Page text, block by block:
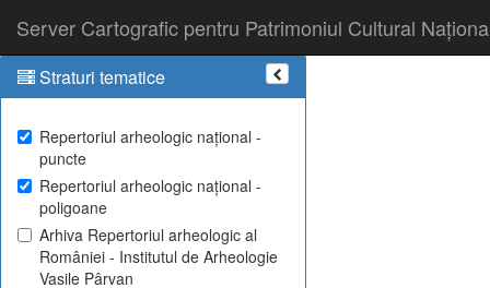
Server Cartografic pentru Patrimoniul Cultural
Straturi tematice
Repertoriul arheologic național -
puncte
Repertoriul arheologic național -
poligoane
Arhiva Repertoriul arheologic al
României - Institutul de Arheologie
Vasile Pârvan